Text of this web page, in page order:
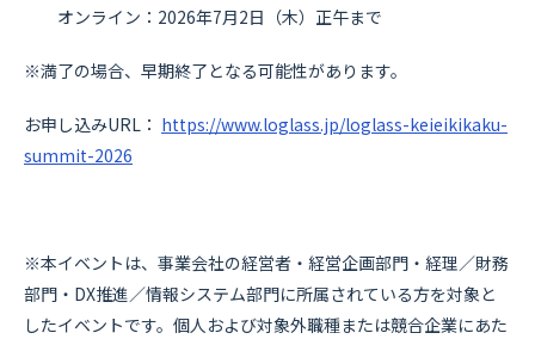
オンライン：2026年7月2日（木）正午まで
※満了の場合、早期終了となる可能性があります。
お申し込みURL： https://www.loglass.jp/loglass-keieikikaku-
summit-2026
※本イベントは、事業会社の経営者・経営企画部門・経理／財務
部門・DX推進／情報システム部門に所属されている方を対象と
したイベントです。個人および対象外職種または競合企業にあた